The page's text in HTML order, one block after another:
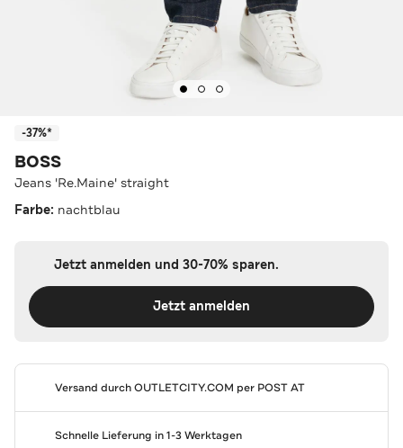
-37%*
BOSS
Jeans 'Re.Maine' straight
Farbe: nachtblau
Jetzt anmelden und 30-70% sparen.
Jetzt anmelden
Versand durchOUTLETCITY.COM per POST AT
Schnelle Lieferung in 1-3 Werktagen